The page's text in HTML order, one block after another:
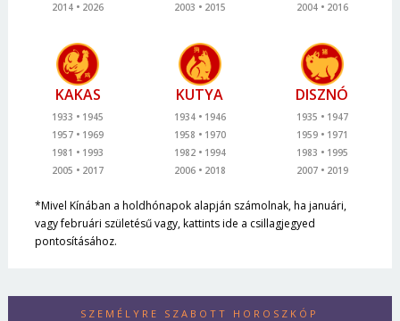
2014
2026
2003
2015
2004
2016
KAKAS
1933
1945
1957
1969
1981
1993
2005
2017
KUTYA
1934
1946
1958
1970
1982
1994
2006
2018
DISZNÓ
1935
1947
1959
1971
1983
1995
2007
2019
*Mivel Kínában a holdhónapok alapján számolnak, ha januári,
vagy februári születésű vagy, kattints ide a csillagjegyed
pontosításához.
SZEMÉLYRE SZABOTT HOROSZKÓP